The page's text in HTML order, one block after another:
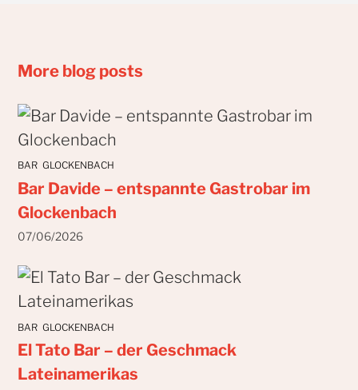
More blog posts
BAR GLOCKENBACH
Bar Davide – entspannte Gastrobar im
Glockenbach
07/06/2026
BAR GLOCKENBACH
El Tato Bar – der Geschmack
Lateinamerikas